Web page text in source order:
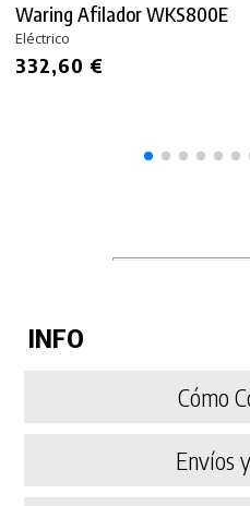
Waring Afilador WKS800E
Eléctrico
332,60 €
INFO
Cómo
Envíos